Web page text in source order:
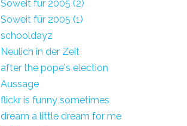
Soweit für 2005 (2)
Soweit für 2005 (1)
schooldayz
Neulich in der Zeit
after the pope's election
Aussage
flickr is funny sometimes
dream a little dream for me